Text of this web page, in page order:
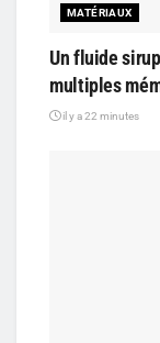
MATÉRIAUX
Un fluide
multiples
il y a 22 minutes